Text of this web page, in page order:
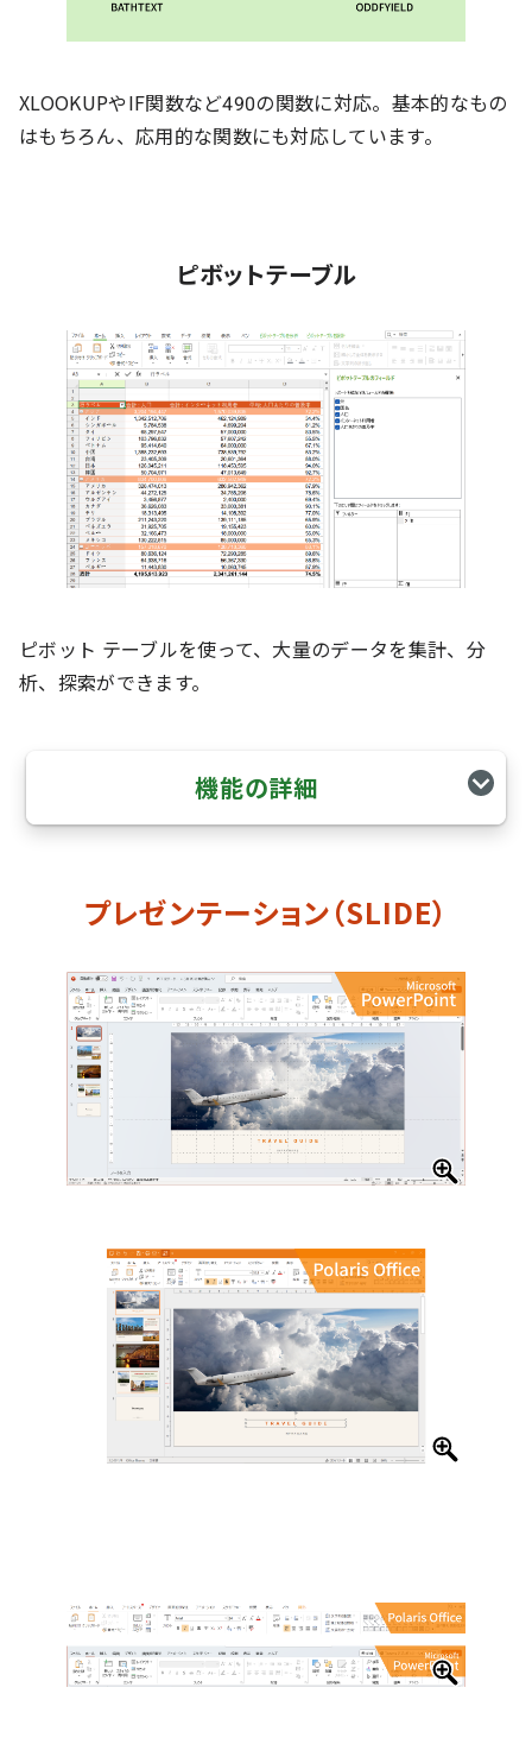
XLOOKUPやIF関数など490の関数に対応。基本的なもの
はもちろん、応用的な関数にも対応しています。
ピボットテーブル
ピボット テーブルを使って、大量のデータを集計、分
析、探索ができます。
機能の詳細
プレゼンテーション（SLIDE）